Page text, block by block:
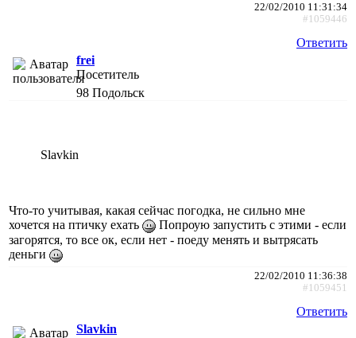
22/02/2010 11:31:34
#1059446
Ответить
frei
Посетитель
98 Подольск
Slavkin
Что-то учитывая, какая сейчас погодка, не сильно мне
хочется на птичку ехать
Попроую запустить с этими - если
загорятся, то все ок, если нет - поеду менять и вытрясать
деньги
22/02/2010 11:36:38
#1059451
Ответить
Slavkin